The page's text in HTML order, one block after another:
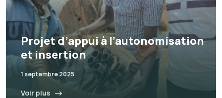
Projet d’appui à l’autonomisation
et insertion
1 septembre 2025
Voir plus